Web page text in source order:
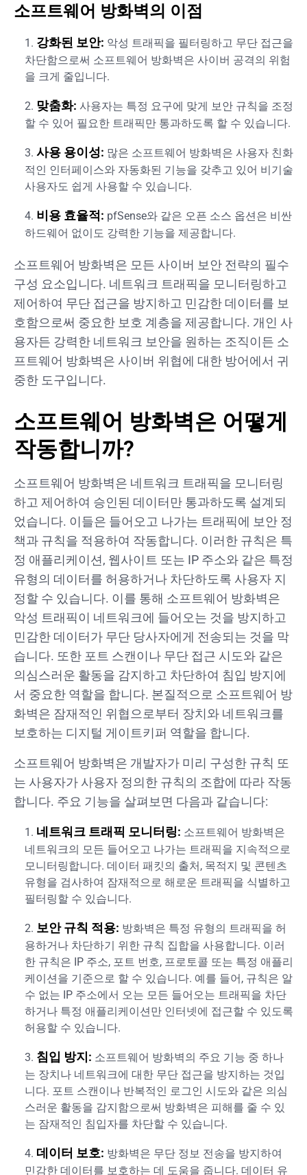
소프트웨어 방화벽의 이점
강화된 보안: 악성 트래픽을 필터링하고 무단 접근을
차단함으로써 소프트웨어 방화벽은 사이버 공격의 위험
을 크게 줄입니다.
맞춤화: 사용자는 특정 요구에 맞게 보안 규칙을 조정
할 수 있어 필요한 트래픽만 통과하도록 할 수 있습니다.
사용 용이성: 많은 소프트웨어 방화벽은 사용자 친화
적인 인터페이스와 자동화된 기능을 갖추고 있어 비기술
사용자도 쉽게 사용할 수 있습니다.
비용 효율적: pfSense와 같은 오픈 소스 옵션은 비싼
하드웨어 없이도 강력한 기능을 제공합니다.
소프트웨어 방화벽은 모든 사이버 보안 전략의 필수
구성 요소입니다. 네트워크 트래픽을 모니터링하고
제어하여 무단 접근을 방지하고 민감한 데이터를 보
호함으로써 중요한 보호 계층을 제공합니다. 개인 사
용자든 강력한 네트워크 보안을 원하는 조직이든 소
프트웨어 방화벽은 사이버 위협에 대한 방어에서 귀
중한 도구입니다.
소프트웨어 방화벽은 어떻게
작동합니까?
소프트웨어 방화벽은 네트워크 트래픽을 모니터링
하고 제어하여 승인된 데이터만 통과하도록 설계되
었습니다. 이들은 들어오고 나가는 트래픽에 보안 정
책과 규칙을 적용하여 작동합니다. 이러한 규칙은 특
정 애플리케이션, 웹사이트 또는 IP 주소와 같은 특정
유형의 데이터를 허용하거나 차단하도록 사용자 지
정할 수 있습니다. 이를 통해 소프트웨어 방화벽은
악성 트래픽이 네트워크에 들어오는 것을 방지하고
민감한 데이터가 무단 당사자에게 전송되는 것을 막
습니다. 또한 포트 스캔이나 무단 접근 시도와 같은
의심스러운 활동을 감지하고 차단하여 침입 방지에
서 중요한 역할을 합니다. 본질적으로 소프트웨어 방
화벽은 잠재적인 위협으로부터 장치와 네트워크를
보호하는 디지털 게이트키퍼 역할을 합니다.
소프트웨어 방화벽은 개발자가 미리 구성한 규칙 또
는 사용자가 사용자 정의한 규칙의 조합에 따라 작동
합니다. 주요 기능을 살펴보면 다음과 같습니다:
네트워크 트래픽 모니터링: 소프트웨어 방화벽은
네트워크의 모든 들어오고 나가는 트래픽을 지속적으로
모니터링합니다. 데이터 패킷의 출처, 목적지 및 콘텐츠
유형을 검사하여 잠재적으로 해로운 트래픽을 식별하고
필터링할 수 있습니다.
보안 규칙 적용: 방화벽은 특정 유형의 트래픽을 허
용하거나 차단하기 위한 규칙 집합을 사용합니다. 이러
한 규칙은 IP 주소, 포트 번호, 프로토콜 또는 특정 애플리
케이션을 기준으로 할 수 있습니다. 예를 들어, 규칙은 알
수 없는 IP 주소에서 오는 모든 들어오는 트래픽을 차단
하거나 특정 애플리케이션만 인터넷에 접근할 수 있도록
허용할 수 있습니다.
침입 방지: 소프트웨어 방화벽의 주요 기능 중 하나
는 장치나 네트워크에 대한 무단 접근을 방지하는 것입
니다. 포트 스캔이나 반복적인 로그인 시도와 같은 의심
스러운 활동을 감지함으로써 방화벽은 피해를 줄 수 있
는 잠재적인 침입자를 차단할 수 있습니다.
데이터 보호: 방화벽은 무단 정보 전송을 방지하여
민감한 데이터를 보호하는 데 도움을 줍니다. 데이터 유